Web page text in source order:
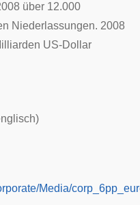
über 12.000
Niederlassungen. 2008
US-Dollar
Media/